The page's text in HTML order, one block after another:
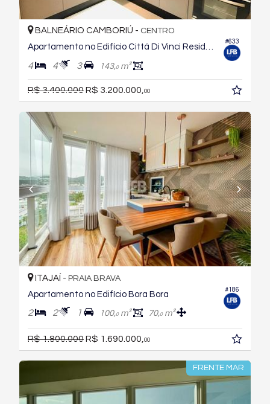
#633
BALNEÁRIO CAMBORIÚ - CENTRO
Apartamento no Edifício Cittá Di Vinci Residenze
4 4 3 143,0m²
R$ 3.400.000R$ 3.200.000,00
#186
ITAJAÍ - PRAIA BRAVA
Apartamento no Edifício Bora Bora
2 2 1 100,0m² 70,0m²
R$ 1.800.000R$ 1.690.000, 00
FRENTE MAR